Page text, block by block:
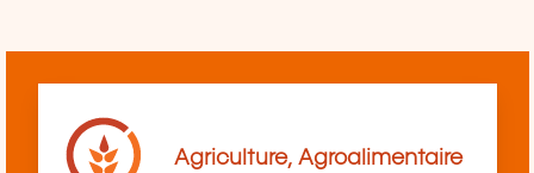
Agriculture, Agroalimentaire